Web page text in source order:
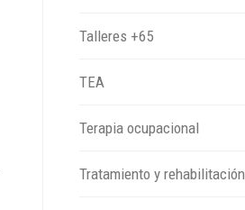
Talleres +65
TEA
Terapia ocupacional
Tratamiento y rehabilitación